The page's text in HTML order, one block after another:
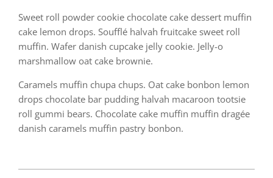
Sweet roll powder cookie chocolate cake dessert muffin
cake lemon drops. Soufflé halvah fruitcake sweet roll
muffin. Wafer danish cupcake jelly cookie. Jelly-o
marshmallow oat cake brownie.
Caramels muffin chupa chups. Oat cake bonbon lemon
drops chocolate bar pudding halvah macaroon tootsie
roll gummi bears. Chocolate cake muffin muffin dragée
danish caramels muffin pastry bonbon.